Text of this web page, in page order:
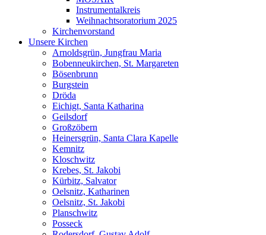
Instrumentalkreis
Weihnachtsoratorium 2025
Kirchenvorstand
Unsere Kirchen
Arnoldsgrün, Jungfrau Maria
Bobenneukirchen, St. Margareten
Bösenbrunn
Burgstein
Dröda
Eichigt, Santa Katharina
Geilsdorf
Großzöbern
Heinersgrün, Santa Clara Kapelle
Kemnitz
Kloschwitz
Krebes, St. Jakobi
Kürbitz, Salvator
Oelsnitz, Katharinen
Oelsnitz, St. Jakobi
Planschwitz
Posseck